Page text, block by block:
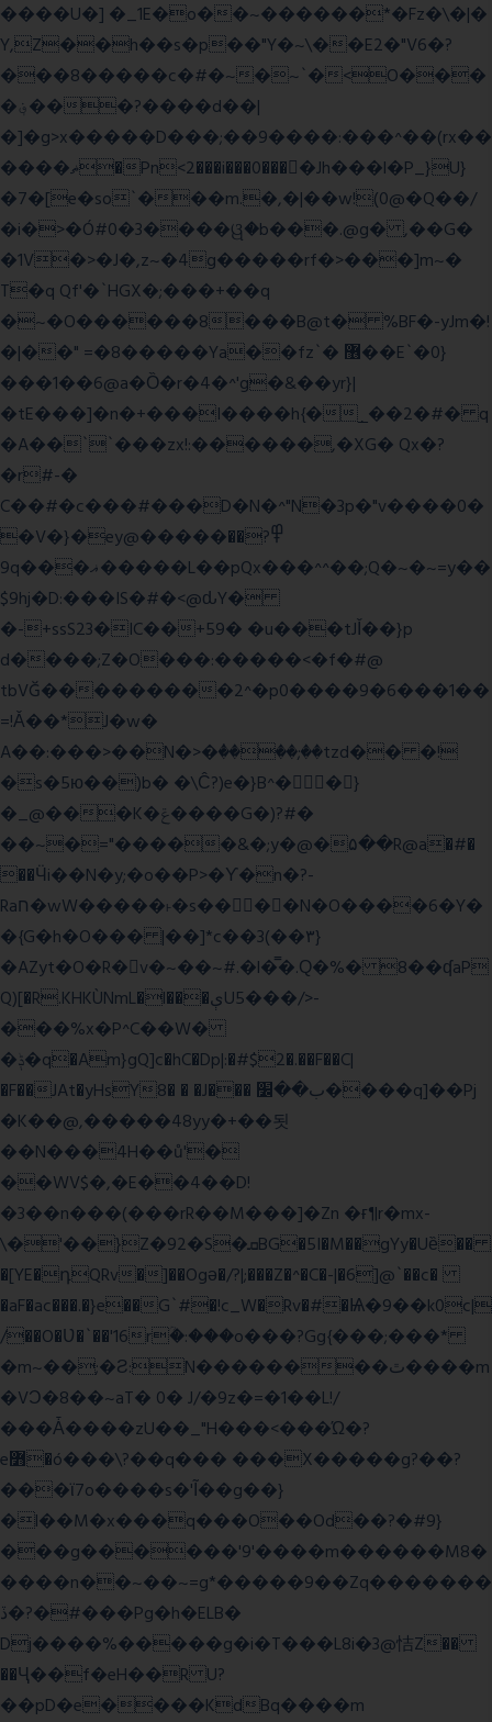
����U�] �_1E�o��~������*�Fz�\�|�
Y,Z��h��s�p��"Y�~\��E2�"V6�?
���8�����c�#�~�~`�<O���
�؋���?����d��|
�]�g>x�����D���;��9����:���^��(rx��
����ޡ�Pn<2���i���0���𩆿�Jh���l�P_}U}
�7�[e�so`���m.�,�|��w!(0@�Q��/
�i�>�Ó#0�3����ୱ�b���.@g� ,��G�
�1V�>�J�,z~�4g�����rf�>���]m~�
T�q Qf'�`HGX�;���+��q
�~�O������8���B@t� %BF�-yJm�!
�|��" =�8�����Ya��fz`� ޶��E`�0}
���1��6@a�Ȍ�r�4�^'g�&��yr}|
�tE���]�n�+���I����h{�_̣��2�#� q
�A��``���zx!:������,�XG� Qx�?
�r#-�
C��#�c���#���D�N�^"N�3p�"v����0�
�V�}�ey@�����߾?��
9q���ޣ�����L��pQx���^^��;Q�~�~=y��
$9hj�D:���IS�#�<@ԃY�
�-+ssS23�IC��+59� �u���tJǏ��}p
d����;Z�O���:�����<�f�#@
tbVĞ���������2^�p0����9�6���1��
=!Ǎ��*J�w�
A��:���>��N�>�ٝ����;��tzd�� �!
�s�5ю��)b� �\Ĉ?)e�}B^��}
�_@���K�ݝ����G�)?#�
��~�="�����&�;y�@�۵��R@a�#�
��Ӵi��N�y;�o��P>�ϒ�n�?­
Raח�wW�����˫�s����N�O����6�Y�
�{G�h�O��� |��]*c��3(��٣}
�AZyt�O�R�v�~��~#.�l�̿�.Ԛ�%� 8��ʠaP
Q)[�R.KHKÙNmL�l���ېU5���/>-
���%x�P^C��W�
�ݙ�q�Am}gQ]c�hC�Dp|:�#$2�.��F��C|
�F��JAt�yHsY8� � �J��� ب��׼����q]��Pj
�K��@,�����48yy�+��됫
��N���4H��ů'�
��WV$�,�E��4��D!
�3��n���(���rR��M���]�Zn �ғ¶r�mx-
\�'��}Z�92�S�ܩBG�5I�M��gYy�Uȅ��
�[YE�դQRv�]��Ogə�/?|;���Z�^�C�-|�6]@`��c�
�aF�ac���.�}e��G`#�!c_W�Rv�#�Ѩ�9��k0c|
/��O�Ʋ�`��'16rؒ�:���o���?Gg{���;���*
�m~��;�Ƨ:N��������ٿ����m
�VϽ�8��~aT� 0� J/�9z�=�1��L!/
���Ǡ����zU��_"H���<���Ώ�?
e߻�ó���\?��q��� ���X�����g?��?
���ϊ7o����s�'Ĩ��g��}
�l��M�x���q���O��Od��?�#9}
���g������'9'����m������M8�
����n��~��~=g*�����9��Zq�������
ڏ�?�#���Pg�h�ELB�
Dj����%�����g�i�T���L8i�3@恄Z��
��Ҷ��f�eH��R U?
��pD�e����KdBq����m